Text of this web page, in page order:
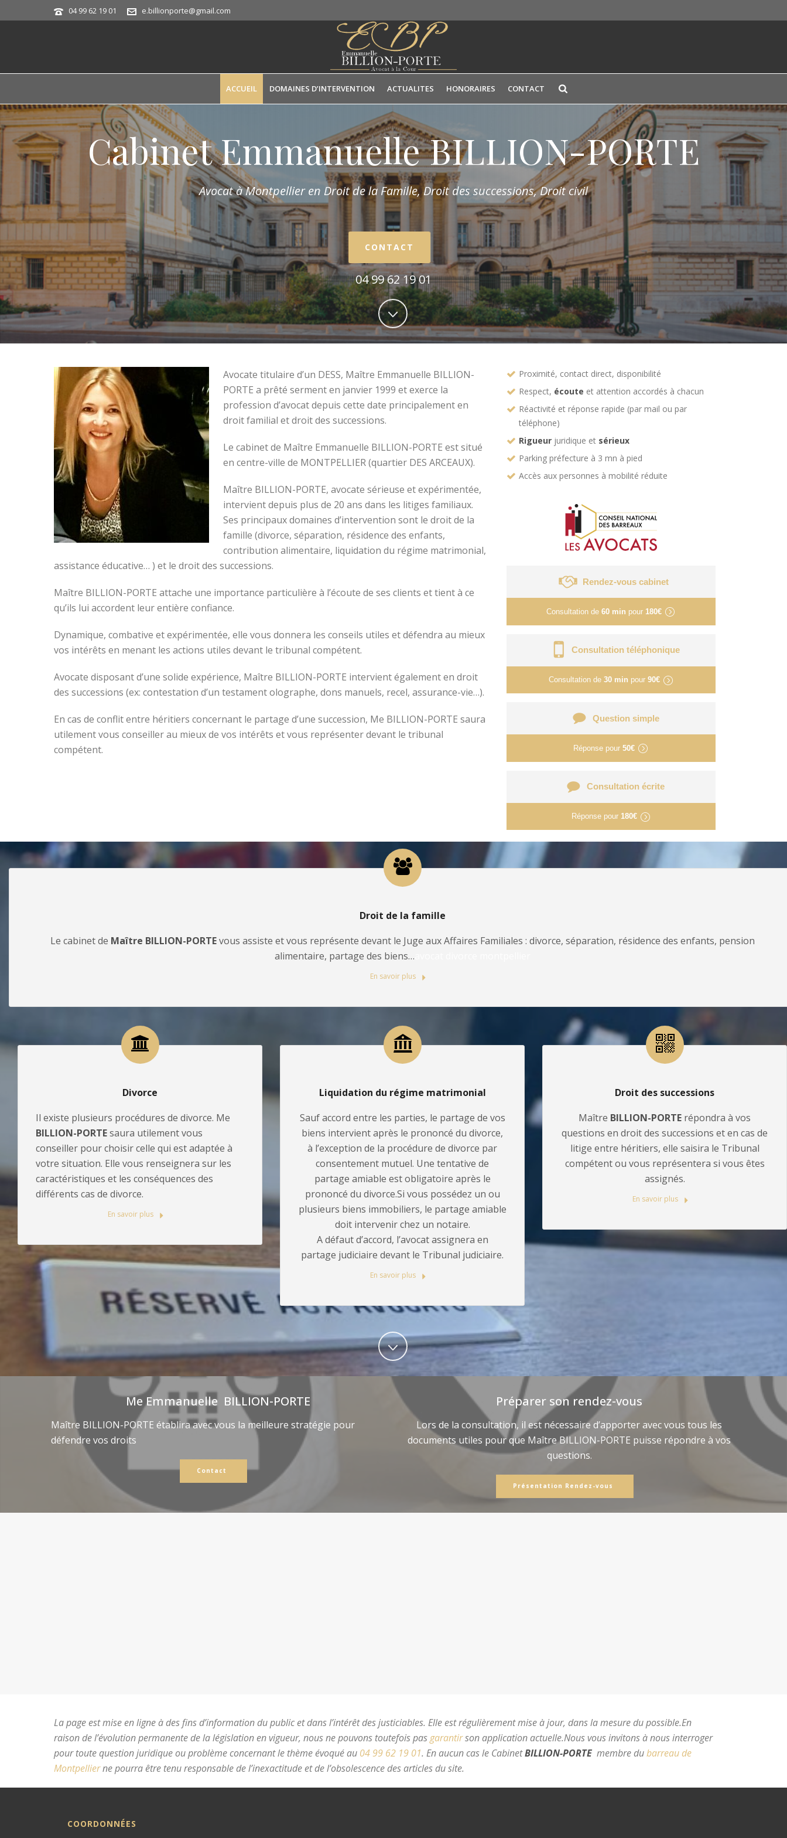
04 99 62 19 01 e.billionporte@gmail.com
ACCUEIL DOMAINES D’INTERVENTION ACTUALITES HONORAIRES CONTACT
Cabinet Emmanuelle BILLION-PORTE
Avocat à Montpellier en Droit de la Famille,Droit des successions, Droit civil
CONTACT
04 99 62 19 01
Avocate titulaire d’un DESS, Maître Emmanuelle BILLION-
PORTE a prêté serment en janvier 1999 et exerce la
profession d’avocat depuis cette date principalement en
droit familial et droit des successions.
Le cabinet de Maître Emmanuelle BILLION-PORTE est situé
en centre-ville de MONTPELLIER (quartier DES ARCEAUX).
Maître BILLION-PORTE, avocate sérieuse et expérimentée,
intervient depuis plus de 20 ans dans les litiges familiaux.
Ses principaux domaines d’intervention sont le droit de la
famille (divorce, séparation, résidence des enfants,
contribution alimentaire, liquidation du régime matrimonial,
assistance éducative… ) et le droit des successions.
Maître BILLION-PORTE attache une importance particulière à l’écoute de ses clients et tient à ce
qu’ils lui accordent leur entière confiance.
Dynamique, combative et expérimentée, elle vous donnera les conseils utiles et défendra au mieux
vos intérêts en menant les actions utiles devant le tribunal compétent.
Avocate disposant d’une solide expérience, Maître BILLION-PORTE intervient également en droit
des successions (ex: contestation d’un testament olographe, dons manuels, recel, assurance-vie…).
En cas de conflit entre héritiers concernant le partage d’une succession, Me BILLION-PORTE saura
utilement vous conseiller au mieux de vos intérêts et vous représenter devant le tribunal
compétent.
Proximité, contact direct, disponibilité
Respect, écoute et attention accordés à chacun
Réactivité et réponse rapide (par mail ou par
téléphone)
Rigueur juridique et sérieux
Parking préfecture à 3 mn à pied
Accès aux personnes à mobilité réduite
Rendez-vous cabinet
Consultation de60 min pour 180€
Consultation téléphonique
Consultation de 30 min pour 90€
Question simple
Réponse pour50€
Consultation écrite
Réponse pour 180€
Droit de la famille
Le cabinet de Maître BILLION-PORTEvous assiste et vous représente devant le Juge aux Affaires Familiales : divorce, séparation, résidence des enfants, pension
alimentaire, partage des biens…
En savoir plus
Divorce
Il existe plusieurs procédures de divorce. Me
BILLION-PORTEsaura utilement vous
conseiller pour choisir celle qui est adaptée à
votre situation. Elle vous renseignera sur les
caractéristiques et les conséquences des
différents cas de divorce.
En savoir plus
Liquidation du régime matrimonial
Sauf accord entre les parties, le partage de vos
biens intervient après le prononcé du divorce,
à l’exception de la procédure de divorce par
consentement mutuel. Une tentative de
partage amiable est obligatoire après le
prononcé du divorce.Si vous possédez un ou
plusieurs biens immobiliers, le partage amiable
doit intervenir chez un notaire.
A défaut d’accord, l’avocat assignera en
partage judiciaire devant le Tribunal judiciaire.
En savoir plus
Droit des successions
Maître BILLION-PORTE répondra à vos
questions en droit des successions et en cas de
litige entre héritiers, elle saisira le Tribunal
compétent ou vous représentera si vous êtes
assignés.
En savoir plus
Me Emmanuelle BILLION-PORTE
Maître BILLION-PORTE établira avec vous la meilleure stratégie pour
défendre vos droits
Contact
Préparer son rendez-vous
Lors de la consultation, il est nécessaire d’apporter avec vous tous les
documents utiles pour que Maître BILLION-PORTE puisse répondre à vos
questions.
Présentation Rendez-vous
La page est mise en ligne à des fins d’information du public et dans l’intérêt des justiciables. Elle est régulièrement mise à jour, dans la mesure du possible.En
raison de l’évolution permanente de la législation en vigueur, nous ne pouvons toutefois pasgarantirson application actuelle.Nous vous invitons à nous interroger
pour toute question juridique ou problème concernant le thème évoqué au 04 99 62 19 01. En aucun cas le CabinetBILLION-PORTE membre dubarreau de
Montpellierne pourra être tenu responsable de l’inexactitude et de l’obsolescence des articles du site.
COORDONNÉES